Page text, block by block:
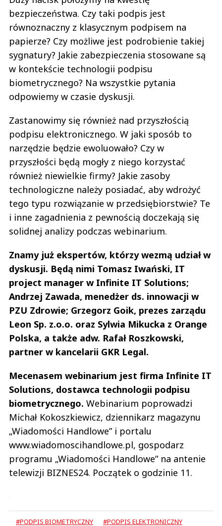
bezpieczeństwa. Czy taki podpis jest
równoznaczny z klasycznym podpisem na
papierze? Czy możliwe jest podrobienie takiej
sygnatury? Jakie zabezpieczenia stosowane są
w kontekście technologii podpisu
biometrycznego? Na wszystkie pytania
odpowiemy w czasie dyskusji.
Zastanowimy się również nad przyszłością
podpisu elektronicznego. W jaki sposób to
narzędzie będzie ewoluowało? Czy w
przyszłości będą mogły z niego korzystać
również niewielkie firmy? Jakie zasoby
technologiczne należy posiadać, aby wdrożyć
tego typu rozwiązanie w przedsiębiorstwie? Te
i inne zagadnienia z pewnością doczekają się
solidnej analizy podczas webinarium.
Znamy już ekspertów, którzy wezmą udział w
dyskusji. Będą nimi Tomasz Iwański, IT
project manager w Infinite IT Solutions;
Andrzej Zawada, menedżer ds. innowacji w
PZU Zdrowie; Grzegorz Goik, prezes zarządu
Leon Sp. z.o.o. oraz Sylwia Mikucka z Orange
Polska, a także adw. Rafał Roszkowski,
partner w kancelarii GKR Legal.
Mecenasem webinarium jest firma Infinite IT
Solutions, dostawca technologii podpisu
biometrycznego. Webinarium poprowadzi
Michał Kokoszkiewicz, dziennikarz magazynu
„Wiadomości Handlowe” i portalu
www.wiadomoscihandlowe.pl, gospodarz
programu „Wiadomości Handlowe” na antenie
telewizji BIZNES24. Początek o godzinie 11.
#PODPIS BIOMETRYCZNY #PODPIS ELEKTRONICZNY